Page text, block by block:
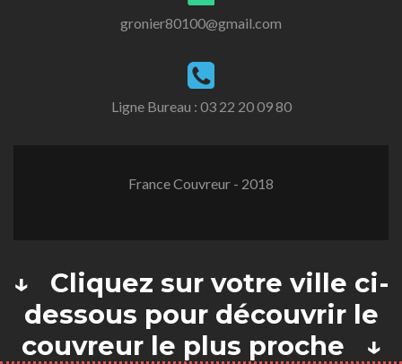
gronier80100@gmail.com
Ligne Bureau : 03 22 20 09 80
France Couvreur - 2018
↓ Cliquez sur votre ville ci-
dessous pour découvrir le
couvreur le plus proche ↓